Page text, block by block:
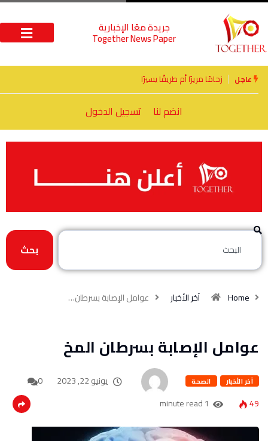
جريدة معًا الإخبارية
Together News Paper
عاجل الأخوة الأعداء وحتمًا لابد من لقاء
انضم لنا تسجيل الدخول
بحث
Home آخر الأخبار عوامل الإصابة بسرطان…
عوامل الإصابة بسرطان المخ
آخر الأخبار الصحة يونيو 22, 2023
0
49
1 minute read